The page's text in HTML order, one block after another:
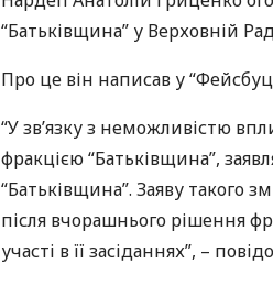
“Батьківщина” у Верховній
Про це він написав у
“У зв’язку з неможливістю
фракцією “Батьківщина”,
“Батьківщина”. Заяву такого
після вчорашнього рішення
участі в її засіданнях”, –